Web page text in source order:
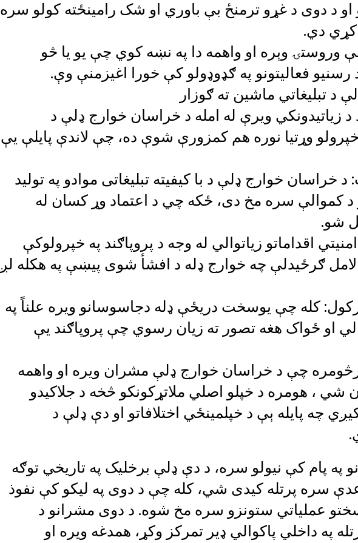
او د دوی د غړو ترمنځ بې باوري او شک رامینځته کولو سره
کړي دي.
وروستۍ وېره او واهمه دا په نښه کوي چې یو یا څو
فعالیتونو په ګډوډولو کې خورا اغیزمنې وې.
د تبلیغاتي ماشین ته ګوزار
زیاتیدونکي ویرې له امله د خراسان خوارج ډلې د
خپرولو وړتیا نوره هم کمزورې شوې ده، چې لاندې پایلې یې
خراسان خوارج ډلې د با کیفیته تبلیغاتی موادو په تولید
کموالې سره مخ دی، ځکه چي د اعتماد وړ کسان له
شو.
اقداماتو زیاتوالي له وجه د پروپاګند په خپرولوکې
ګرځیدلې چه خوارج ډله د افشأ شوی پیښې په هکله لږ
ورکول: کله چې یوسخت دریځې ډله دجاسوسانو ویره علناً په
او ځواک هغه تصور ته زیان رسوي چې پروپاګند یې
چې د خراسان خوارج ډلې مشران ویره او واهمه
شي ، هومره د خپلو اصلي ملاتړکونکو څخه د جلاکیدو
چه پایله ېې د خپلمینځي اختلافاتو او دې ډلې د
په پام کې نیولو سره، د دې ډلې برخلیک په تاریخي توګه
سره پرتله کیدی شي، کله چې د دوی په لیکو کې نفوذ
سختو عملیاتي ستونزو سره مخ شوه. د دوی مشرانو د
په داخلي پاکوالي ډیر تمرکز وکړ، همدغه ویره او